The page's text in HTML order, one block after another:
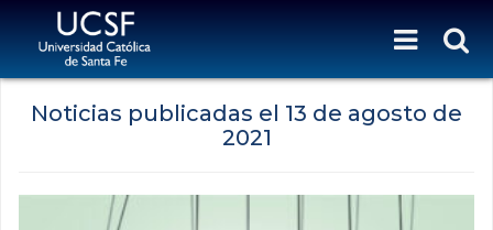
Noticias publicadas el 13 de agosto de
2021